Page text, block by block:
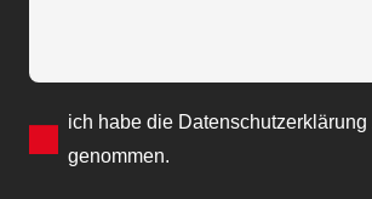
Bitte lasse dieses Feld leer.
ich habe die Datenschutzerklärung
genommen.